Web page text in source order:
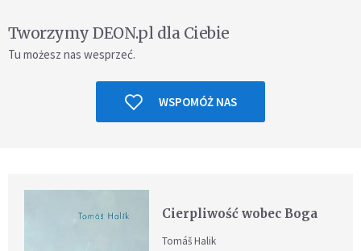
Tworzymy DEON.pl dla Ciebie
Tu możesz nas wesprzeć.
WSPOMÓŻ NAS
Cierpliwość wobec Boga
Tomáš Halik